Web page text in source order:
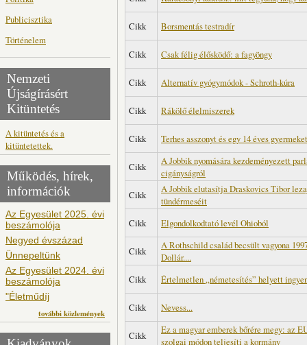
Publicisztika
Történelem
Nemzeti
Újságírásért
Kitüntetés
A kitüntetés és a
kitüntetettek.
Működés, hírek,
információk
Az Egyesület 2025. évi
beszámolója
Negyed évszázad
Ünnepeltünk
Az Egyesület 2024. évi
beszámolója
"Életműdíj
további közlemények
Cikk Borsmentás testradír
Cikk Csak félig élősködő: a fagyöngy
Cikk Alternatív gyógymódok - Schroth-kúra
Cikk Rákölő élelmiszerek
Cikk Terhes asszonyt és egy 14 éves
Cikk
A Jobbik nyomására kezdeményezett
cigányságról
Cikk
A Jobbik elutasítja Draskovics Tibor
tündérmeséit
Cikk
Elgondolkodtató levél Ohioból
Cikk
A Rothschild család becsült vagyona
Dollár....
Cikk
Értelmetlen „németesítés” helyett
Cikk Nevess...
Cikk
Ez a magyar emberek bőrére megy: az
szolgai módon teljesíti a kormány